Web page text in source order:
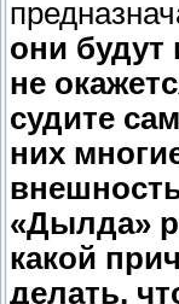
они будут
не
судите
них
«Дылда»
какой
делать,